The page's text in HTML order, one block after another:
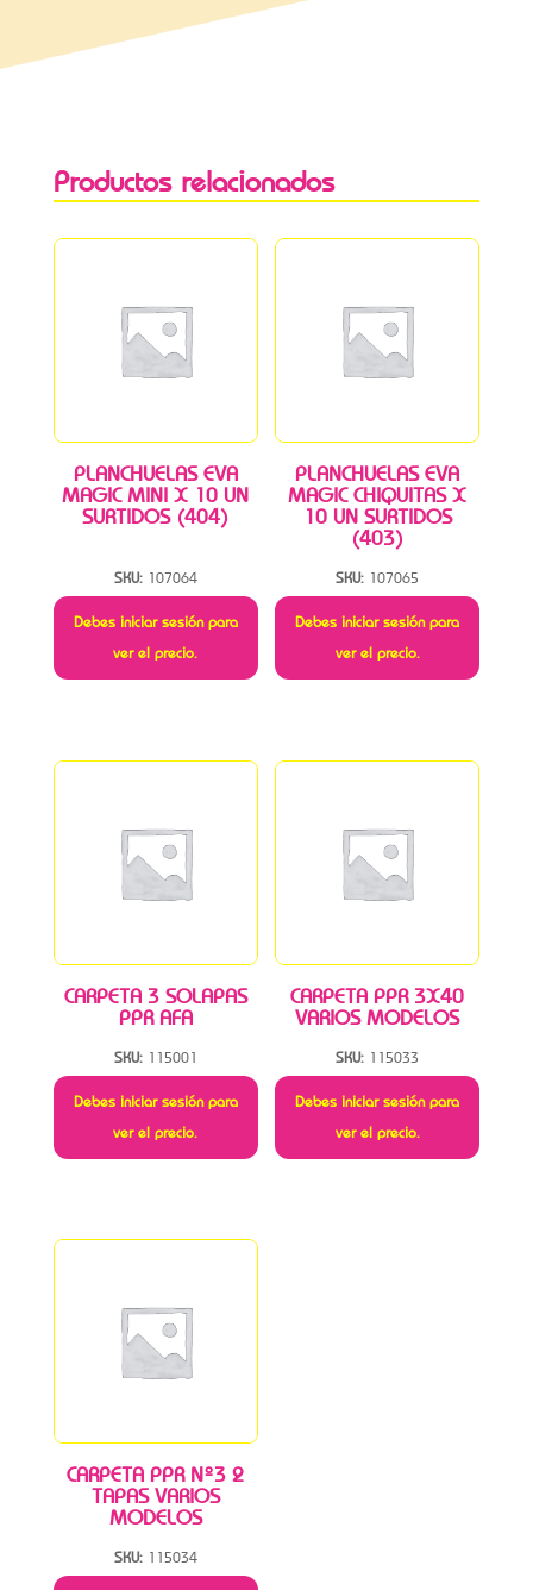
Productos relacionados
PLANCHUELAS EVA
MAGIC MINI X 10 UN
SURTIDOS (404)
SKU: 107064
Debes iniciar sesión para
ver el precio.
PLANCHUELAS EVA
MAGIC CHIQUITAS X
10 UN SURTIDOS
(403)
SKU: 107065
Debes iniciar sesión para
ver el precio.
CARPETA 3 SOLAPAS
PPR AFA
SKU: 115001
Debes iniciar sesión para
ver el precio.
CARPETA PPR 3X40
VARIOS MODELOS
SKU: 115033
Debes iniciar sesión para
ver el precio.
CARPETA PPR Nº3 2
TAPAS VARIOS
MODELOS
SKU: 115034